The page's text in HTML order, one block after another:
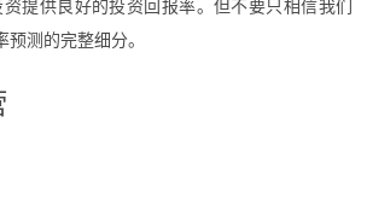
提供良好的投资回报率。但不要只相信我们
测的完整细分。